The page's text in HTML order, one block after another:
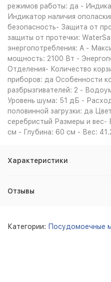
режимов работы: да -
Индикатор наличия
безопасность- Защита от
защиты от протечки:
энергопотребления: A -
мощность: 2100 Вт -
Отделения- Количество
приборов: да Особенности
разбрызгивателей: 2 -
Уровень шума: 51 дБ -
половинной загрузки: да
серебристый Размеры и
см - Глубина: 60 см - Вес:
Характеристики
Отзывы
Категории: Посудомоечные